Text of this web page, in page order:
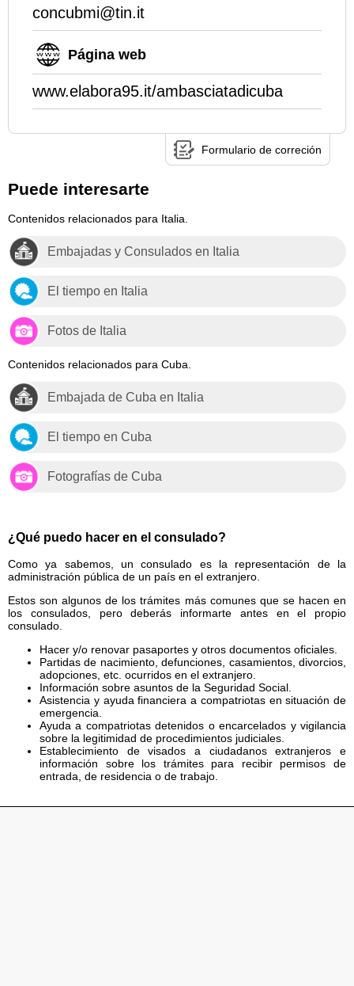
concubmi@tin.it
Página web
www.elabora95.it/ambasciatadicuba
Formulario de correción
Puede interesarte
Contenidos relacionados para Italia.
Embajadas y Consulados en Italia
El tiempo en Italia
Fotos de Italia
Contenidos relacionados para Cuba.
Embajada de Cuba en Italia
El tiempo en Cuba
Fotografías de Cuba
¿Qué puedo hacer en el consulado?
Como ya sabemos, un consulado es la representación de la
administración pública de un país en el extranjero.
Estos son algunos de los trámites más comunes que se hacen en
los consulados, pero deberás informarte antes en el propio
consulado.
Hacer y/o renovar pasaportes y otros documentos oficiales.
Partidas de nacimiento, defunciones, casamientos, divorcios,
adopciones, etc. ocurridos en el extranjero.
Información sobre asuntos de la Seguridad Social.
Asistencia y ayuda financiera a compatriotas en situación de
emergencia.
Ayuda a compatriotas detenidos o encarcelados y vigilancia
sobre la legitimidad de procedimientos judiciales.
Establecimiento de visados a ciudadanos extranjeros e
información sobre los trámites para recibir permisos de
entrada, de residencia o de trabajo.